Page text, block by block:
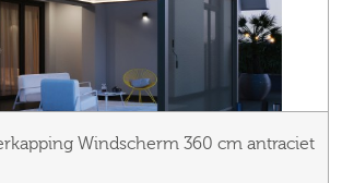
Windscherm 360 cm antraciet